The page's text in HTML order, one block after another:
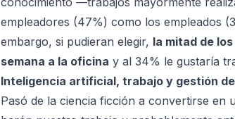
empleadores (47%) como los empleados
embargo, si pudieran elegir, la mitad de
semana a la oficina y al 34% le gustaría
Inteligencia artificial, trabajo y gestión
Pasó de la ciencia ficción a convertirse en